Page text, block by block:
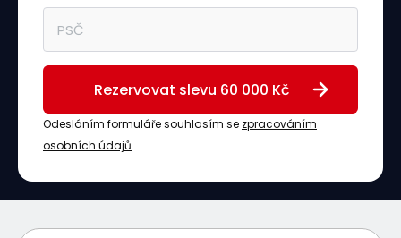
Odesláním formuláře souhlasím se zpracováním
osobních údajů